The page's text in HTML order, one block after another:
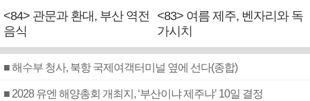
<84> 관문과 환대, 부산 역전
음식
<83> 여름 제주, 벤자리와 독
가시치
■ 해수부 청사, 북항 국제여객터미널 옆에 선다(종합)
■ 2028 유엔 해양총회 개최지, ‘부산이냐 제주냐’ 10일 결정